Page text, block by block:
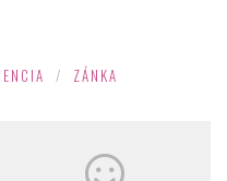
/ ZÁNKA